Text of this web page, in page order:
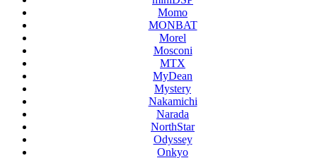
Momo
MONBAT
Morel
Mosconi
MTX
MyDean
Mystery
Nakamichi
Narada
NorthStar
Odyssey
Onkyo